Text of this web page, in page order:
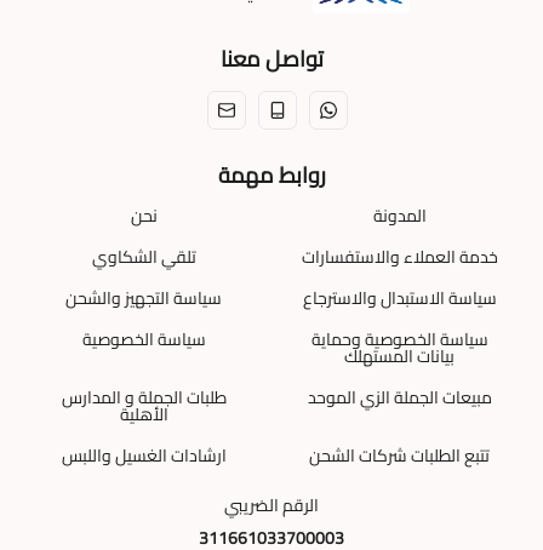
تواصل معنا
روابط مهمة
المدونة
نحن
خدمة العملاء والاستفسارات
تلقي الشكاوي
سياسة الاستبدال والاسترجاع
سياسة التجهيز والشحن
سياسة الخصوصية وحماية
بيانات المستهلك
سياسة الخصوصية
مبيعات الجملة الزي الموحد
طلبات الجملة و المدارس
الأهلية
تتبع الطلبات شركات الشحن
ارشادات الغسيل واللبس
الرقم الضريبي
311661033700003